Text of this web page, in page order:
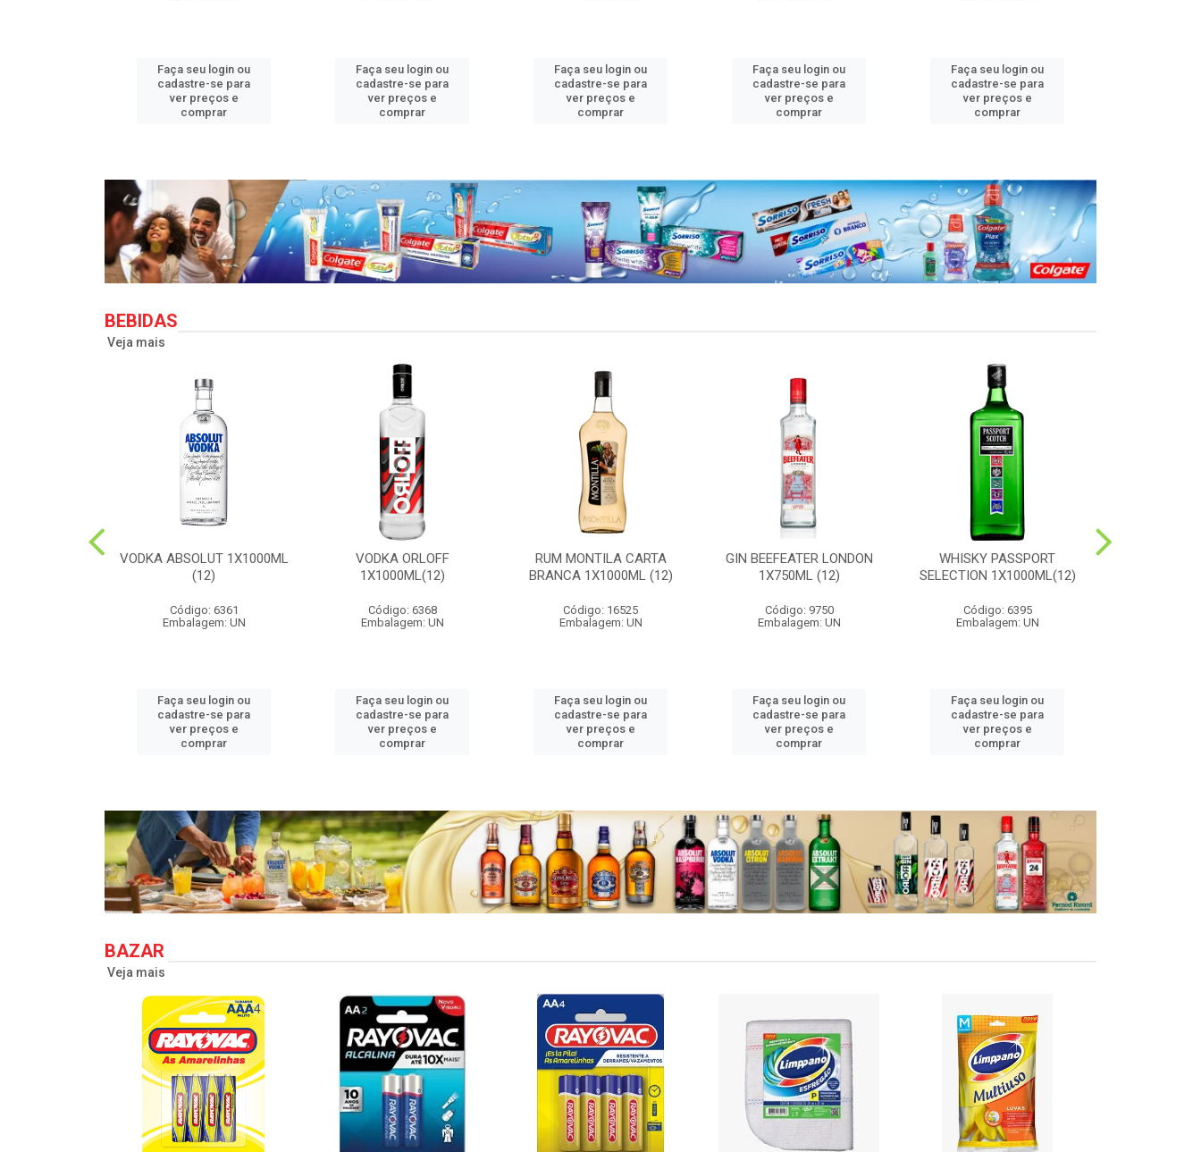
Faça seu login ou
cadastre-se para
ver preços e
comprar
Faça seu login ou
cadastre-se para
ver preços e
comprar
Faça seu login ou
cadastre-se para
ver preços e
comprar
Faça seu login ou
cadastre-se para
ver preços e
comprar
Faça seu login ou
cadastre-se para
ver preços e
comprar
BEBIDAS
Veja mais
VODKA ABSOLUT 1X1000ML
(12)
Código: 6361
Embalagem: UN
Faça seu login ou
cadastre-se para
ver preços e
comprar
VODKA ORLOFF
1X1000ML(12)
Código: 6368
Embalagem: UN
Faça seu login ou
cadastre-se para
ver preços e
comprar
RUM MONTILA CARTA
BRANCA 1X1000ML (12)
Código: 16525
Embalagem: UN
Faça seu login ou
cadastre-se para
ver preços e
comprar
GIN BEEFEATER LONDON
1X750ML (12)
Código: 9750
Embalagem: UN
Faça seu login ou
cadastre-se para
ver preços e
comprar
WHISKY PASSPORT
SELECTION 1X1000ML(12)
Código: 6395
Embalagem: UN
Faça seu login ou
cadastre-se para
ver preços e
comprar
BAZAR
Veja mais